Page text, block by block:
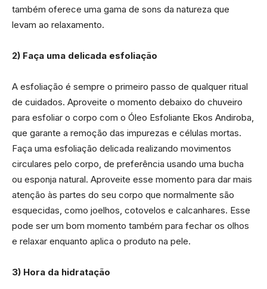
também oferece uma gama de sons da natureza que
levam ao relaxamento.
2) Faça uma delicada esfoliação
A esfoliação é sempre o primeiro passo de qualquer ritual
de cuidados. Aproveite o momento debaixo do chuveiro
para esfoliar o corpo com o Óleo Esfoliante Ekos Andiroba,
que garante a remoção das impurezas e células mortas.
Faça uma esfoliação delicada realizando movimentos
circulares pelo corpo, de preferência usando uma bucha
ou esponja natural. Aproveite esse momento para dar mais
atenção às partes do seu corpo que normalmente são
esquecidas, como joelhos, cotovelos e calcanhares. Esse
pode ser um bom momento também para fechar os olhos
e relaxar enquanto aplica o produto na pele.
3) Hora da hidratação